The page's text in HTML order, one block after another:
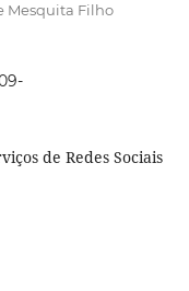
Mesquita Filho
de Redes Sociais